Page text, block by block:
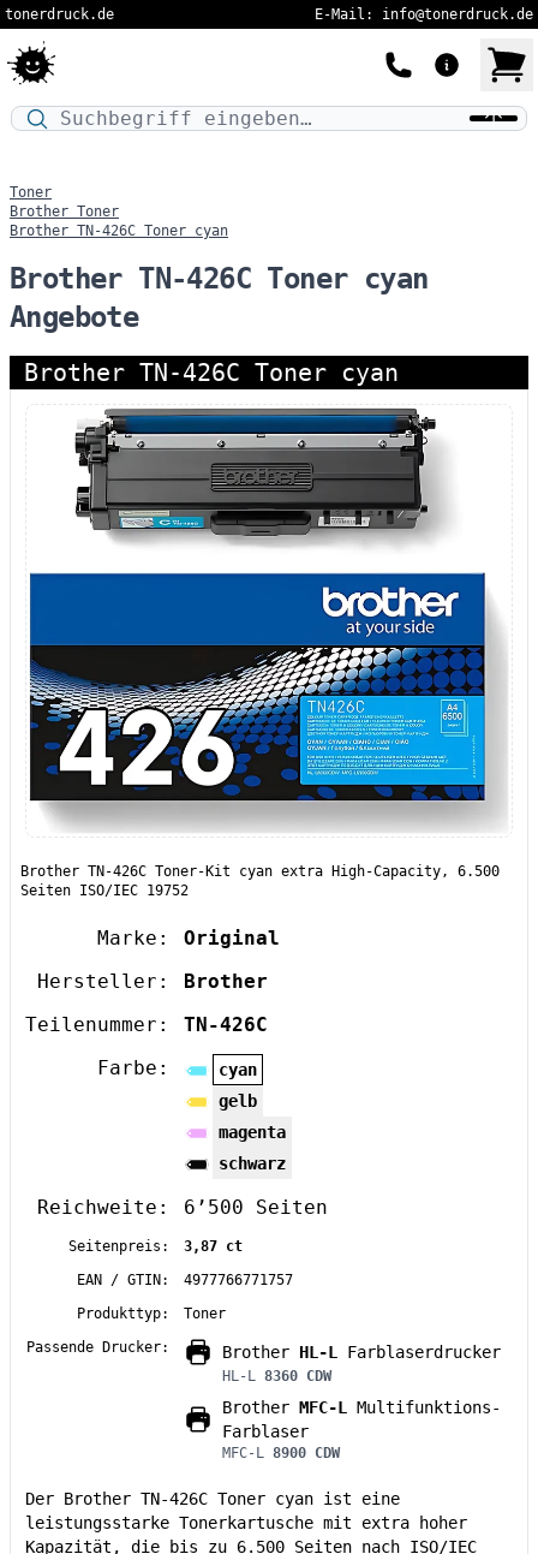
tonerdruck.de E-Mail: info@tonerdruck.de
Druckermodell oder Produktnamen eingeben…
Toner
Brother Toner
Brother TN-426C Toner cyan
Brother TN-426C Toner cyan
Angebote
Brother TN-426C Toner cyan
Brother TN-426C Toner-Kit cyan extra High-Capacity, 6.500
Seiten ISO/IEC 19752
Marke:
Original
Hersteller:
Brother
Teilenummer:
TN-426C
Farbe:
cyan
gelb
magenta
schwarz
Reichweite: 6’500 Seiten
Seitenpreis:
3,87 ct
EAN / GTIN:
4977766771757
Produkttyp:
Toner
Passende Drucker:
Brother HL-L Farblaserdrucker
HL-L 8360 CDW
Brother MFC-L
Multifunktions-
Farblaser
MFC-L 8900 CDW
Der Brother TN-426C Toner cyan ist eine
leistungsstarke Tonerkartusche mit extra hoher
Kapazität, die bis zu 6.500 Seiten nach ISO/IEC